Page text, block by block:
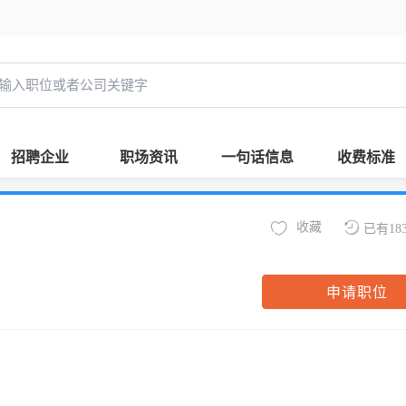
招聘企业 职场资讯 一句话信息 收费标准
已有
收藏
申请职位